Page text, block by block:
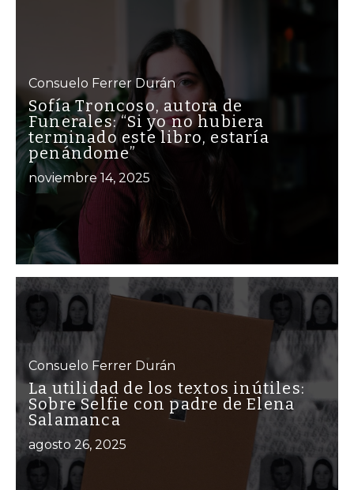
Consuelo Ferrer Durán
Sofía Troncoso, autora de
Funerales: “Si yo no hubiera
terminado este libro, estaría
penándome”
noviembre 14, 2025
Consuelo Ferrer Durán
La utilidad de los textos inútiles:
Sobre Selfie con padre de Elena
Salamanca
agosto 26, 2025